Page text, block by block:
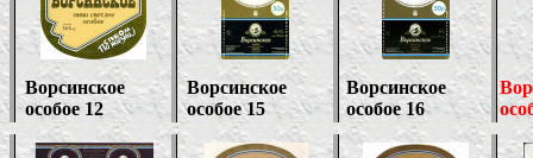
Ворсинское
особое 12
Ворсинское
особое 15
Ворсинское
особое 16